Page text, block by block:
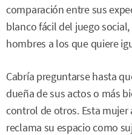
comparación entre sus
blanco fácil del juego
hombres a los que quiere
Cabría preguntarse hasta
dueña de sus actos o más
control de otros. Esta
reclama su espacio como